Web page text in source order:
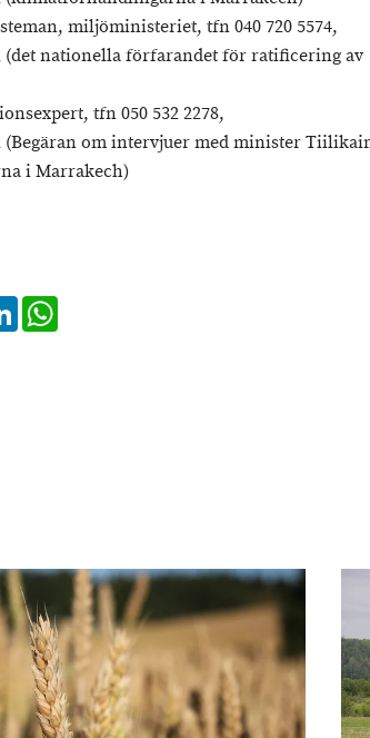
miljöministeriet, tfn 040 720 5574,
nationella förfarandet för ratificering av
tfn 050 532 2278,
om intervjuer med minister
i Marrakech)
LinkedIn